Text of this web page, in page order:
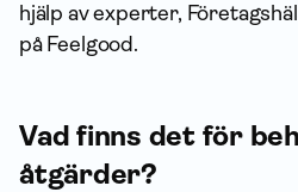
hjälp av experter,
på Feelgood.
Vad finns det för
åtgärder?